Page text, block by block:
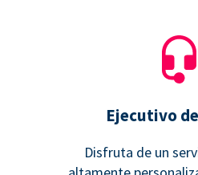
Ejecutivo
Disfruta de un